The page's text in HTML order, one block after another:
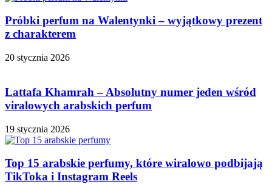
Próbki perfum na Walentynki – wyjątkowy prezent
z charakterem
20 stycznia 2026
Lattafa Khamrah – Absolutny numer jeden wśród
viralowych arabskich perfum
19 stycznia 2026
Top 15 arabskie perfumy, które wiralowo podbijają
TikToka i Instagram Reels